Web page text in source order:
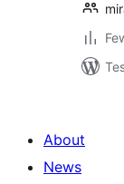
About
News